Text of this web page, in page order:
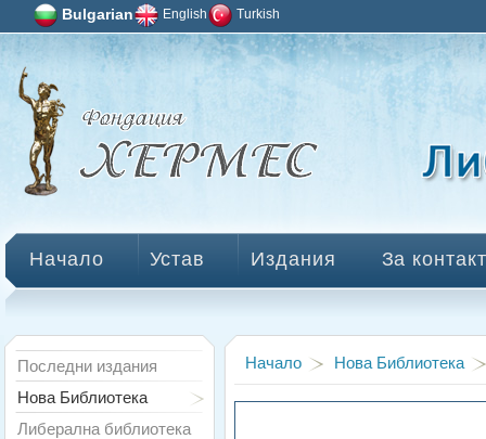
Bulgarian English Turkish
Начало Устав Издания За
Начало Нова Библиотека
Последни издания
Нова Библиотека
Либерална библиотека